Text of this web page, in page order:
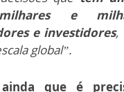
e
e investidores,
global”.
que é